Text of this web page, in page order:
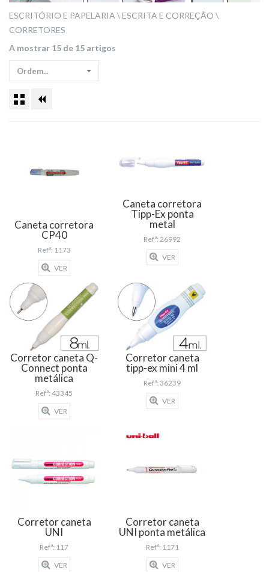
ESCRITÓRIO E PAPELARIA
ESCRITA E CORREÇÃO
CORRETORES
A mostrar 15 de 15 artigos
Ordem...
Caneta corretora
CP40
Refª: 1173
VER
Caneta corretora
Tipp-Ex ponta
metal
Refª: 26992
VER
Corretor caneta Q-
Connect ponta
metálica
Refª: 43345
VER
Corretor caneta
tipp-ex mini 4 ml
Refª: 36239
VER
Corretor caneta
UNI
Refª: 117
VER
Corretor caneta
UNI ponta metálica
Refª: 1171
VER